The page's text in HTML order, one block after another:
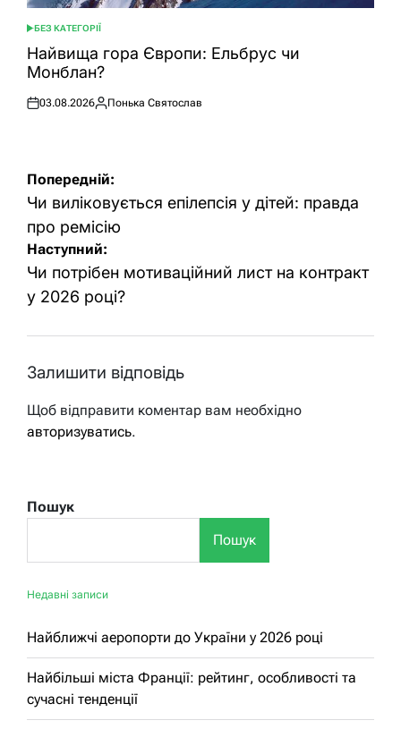
ОПУБЛІКУВАТИ
У
БЕЗ КАТЕГОРІЇ
Найвища гора Європи: Ельбрус чи
Монблан?
Оприлюднено
03.08.2026
Опубліковано
Понька Святослав
Навігація
записів
Попередній:
Чи виліковується епілепсія у дітей: правда
про ремісію
Наступний:
Чи потрібен мотиваційний лист на контракт
у 2026 році?
Залишити відповідь
Щоб відправити коментар вам необхідно
авторизуватись.
Пошук
Пошук
Недавні записи
Найближчі аеропорти до України у 2026 році
Найбільші міста Франції: рейтинг, особливості та
сучасні тенденції